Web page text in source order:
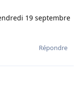
19 septembre
Répondre